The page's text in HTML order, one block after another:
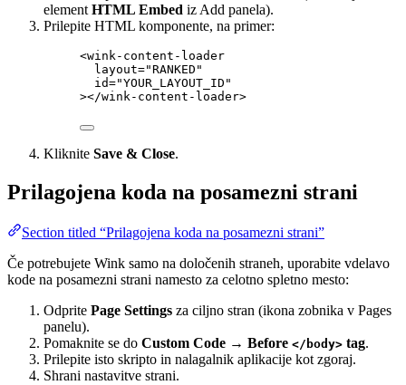
element HTML Embed iz Add panela).
Prilepite HTML komponente, na primer:
<wink-content-loader
layout="RANKED "
id="YOUR_LAYOUT_ID "
></wink-content-loader>
Kliknite Save & Close.
Prilagojena koda na posamezni strani
Section titled “Prilagojena koda na posamezni strani”
Če potrebujete Wink samo na določenih straneh, uporabite vdelavo
kode na posamezni strani namesto za celotno spletno mesto:
Odprite Page Settings za ciljno stran (ikona zobnika v Pages
panelu).
Pomaknite se do Custom Code → Before </body> tag.
Prilepite isto skripto in nalagalnik aplikacije kot zgoraj.
Shrani nastavitve strani.